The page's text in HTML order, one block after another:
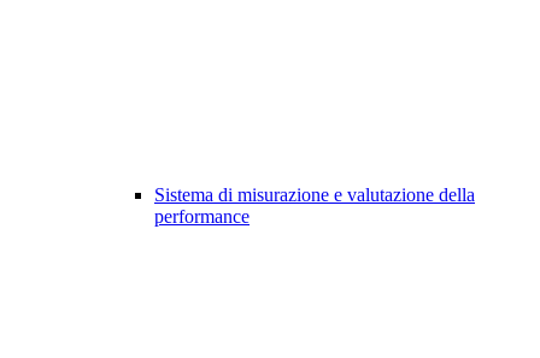
Sistema di misurazione e valutazione della
performance